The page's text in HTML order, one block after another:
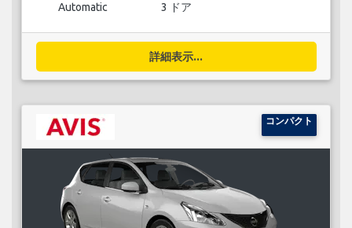
Automatic 3 ドア
詳細表示...
コンパクト